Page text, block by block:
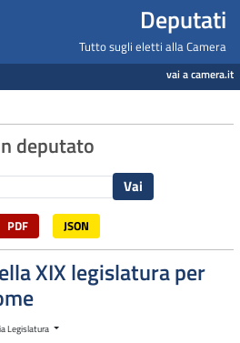
- Deputati
Tutto sugli eletti alla Camera
vai a camera.it
deputato
PDF JSON
XIX legislatura per
Legislatura